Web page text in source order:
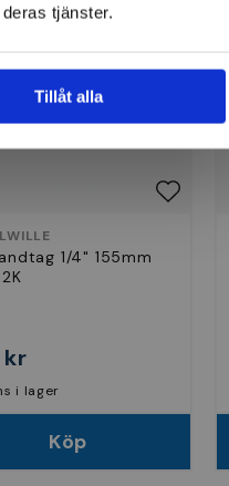
tjänster.
Tillåt alla
1/4" 155mm
kr
i lager
Köp